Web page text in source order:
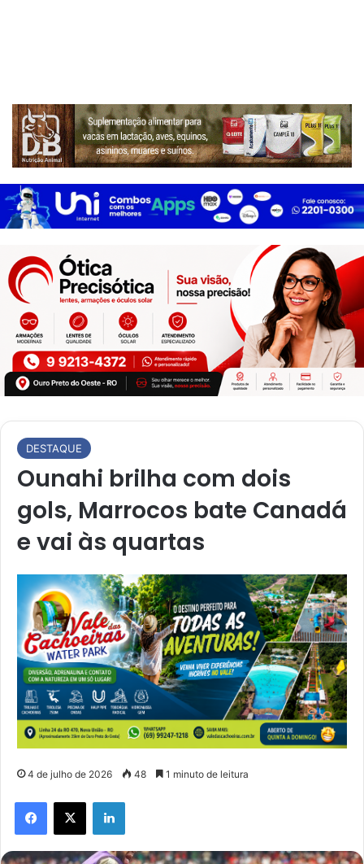
DESTAQUE
Ounahi brilha com dois
gols, Marrocos bate Canadá
e vai às quartas
4 de julho de 2026 48 1 minuto de leitura
Facebook
X Linkedin